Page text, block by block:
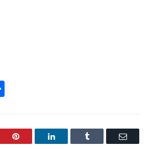
Pinterest LinkedIn Tumblr Email